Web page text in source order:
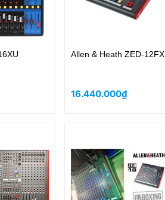
Allen & Heath ZED-12FX
16.440.000₫